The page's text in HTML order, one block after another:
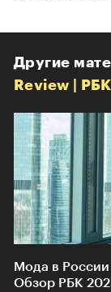
Другие
Review |
Мода в России
Обзор РБК